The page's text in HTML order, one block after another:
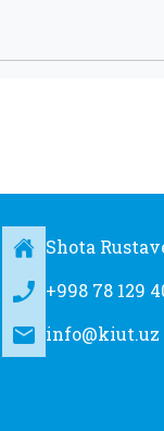
Shota
+998 78 129
info@kiut.uz